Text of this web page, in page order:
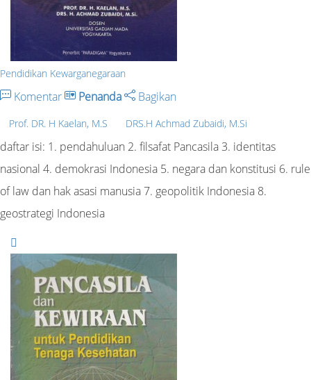
Pendidikan Kewarganegaraan
Komentar Penanda Bagikan
Prof. DR. H Kaelan, M.S DRS.H Achmad Zubaidi, M.Si
daftar isi: 1. pendahuluan 2. filsafat Pancasila 3. identitas
nasional 4. demokrasi Indonesia 5. negara dan konstitusi 6. rule
of law dan hak asasi manusia 7. geopolitik Indonesia 8.
geostrategi Indonesia